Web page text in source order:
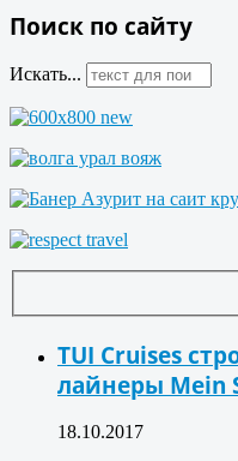
Поиск по сайту
Искать...
TUI Cruises
лайнеры Mein
18.10.2017